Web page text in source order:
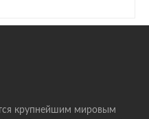
крупнейшим мировым